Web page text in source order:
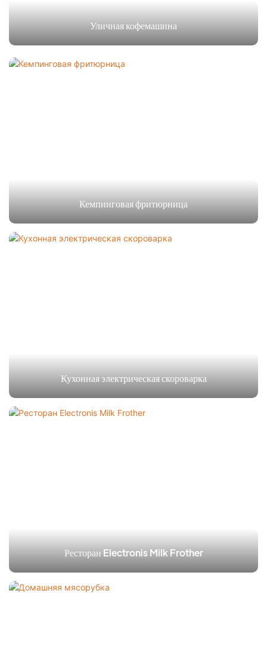
Уличная кофемашина
Кемпинговая фритюрница
Кухонная электрическая скороварка
Ресторан Electronis Milk Frother